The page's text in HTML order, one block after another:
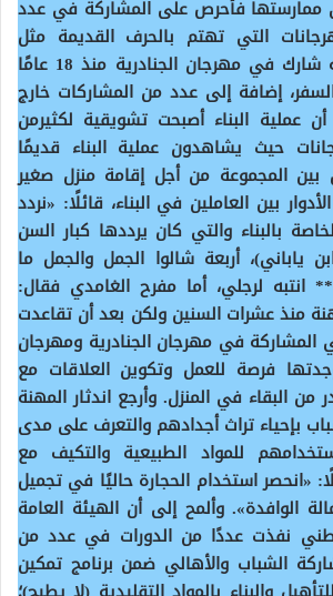
ممارستها فأحرص على المشاركة في عدد
التي تهتم بالحرف القديمة مثل
البناء»، لافتًا إلى أنه شارك في مهرجان الجنادرية منذ 18 عامًا
إضافة إلى عدد من المشاركات خارج
عملية البناء أصبحت تشويقية لكثيرمن
حيث يشاهدون عملية البناء قديمًا
بين المجموعة من أجل إقامة منزل صغير
بين العاملين في البناء، قائلًا: «نردد
بالبناء والتي كان يرددها كبار السن
أربعة شالوا الجمل والجمل ما
انتبه لرجلي، أما مفرح الغامدي فقال:
منذ عشرات السنين ولكن بعد أن تقاعدت
المشاركة في مهرجان الجنادرية ومهرجان
فرصة للعمل وتكوين العلاقات مع
من البقاء في المنزل. وأرجع اندثار المهنة
بإحياء تراث أجدادهم والتعرف على مدى
للمواد الطبيعية والتكيف مع
«انحصر استخدام الحجارة حاليًا في تجميل
الوافدة». وألمح إلى أن الهيئة العامة
نفذت عددًا من الدورات في عدد من
الشباب والأهالي ضمن برنامج تمكين